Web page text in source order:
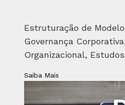
Estruturação de
Governança
Organizacional,
Saiba Mais